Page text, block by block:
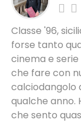
Classe '96,
forse tanto
cinema e
che fare con
calciodangolo
qualche anno.
che sento